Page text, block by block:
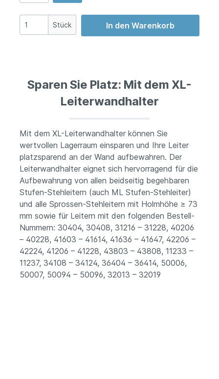
Stück In den Warenkorb
Sparen Sie Platz: Mit dem XL-
Leiterwandhalter
Mit dem XL-Leiterwandhalter können Sie
wertvollen Lagerraum einsparen und Ihre Leiter
platzsparend an der Wand aufbewahren. Der
Leiterwandhalter eignet sich hervorragend für die
Aufbewahrung von allen beidseitig begehbaren
Stufen-Stehleitern (auch ML Stufen-Stehleiter)
und alle Sprossen-Stehleitern mit Holmhöhe ≥ 73
mm sowie für Leitern mit den folgenden Bestell-
Nummern: 30404, 30408, 31216 – 31228, 40206
– 40228, 41603 – 41614, 41636 – 41647, 42206 –
42224, 41206 – 41228, 43803 – 43808, 11233 –
11237, 34108 – 34124, 36404 – 36414, 50006,
50007, 50094 – 50096, 32013 – 32019